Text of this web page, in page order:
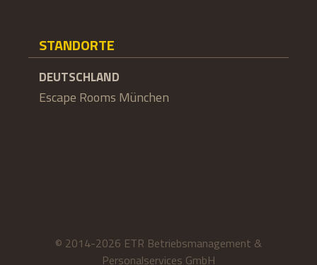
STANDORTE
DEUTSCHLAND
Escape Rooms München
© 2014-2026 ETR Betriebsmanagement &
Personalservices GmbH